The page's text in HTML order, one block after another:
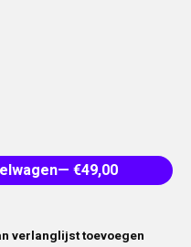
— €49,00
verlanglijst toevoegen